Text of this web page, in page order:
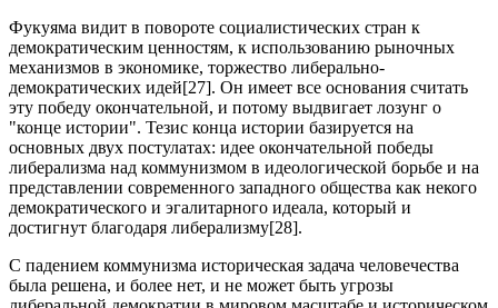
Фукуяма видит в повороте социалистических стран к
демократическим ценностям, к использованию рыночных
механизмов в экономике, торжество либерально-
демократических идей[27]. Он имеет все основания считать
эту победу окончательной, и потому выдвигает лозунг о
"конце истории". Тезис конца истории базируется на
основных двух постулатах: идее окончательной победы
либерализма над коммунизмом в идеологической борьбе и на
представлении современного западного общества как некого
демократического и эгалитарного идеала, который и
достигнут благодаря либерализму[28].
С падением коммунизма историческая задача человечества
была решена, и более нет, и не может быть угрозы